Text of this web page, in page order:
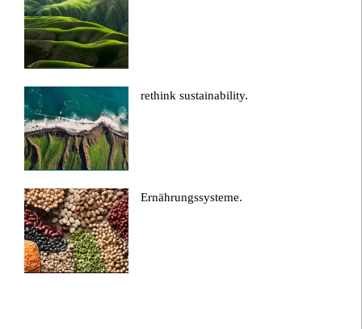
rethink sustainability.
Ernährungssysteme.